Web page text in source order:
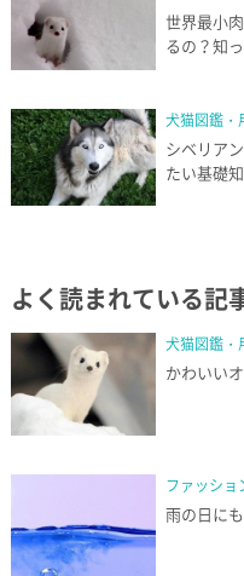
世界最小
るの？知
犬猫図鑑・
シベリア
たい基礎
よく読まれている記
犬猫図鑑・
かわいい
ファッショ
雨の日に